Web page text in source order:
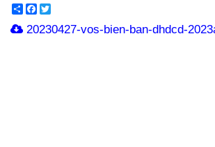
ShareFacebook
20230427-vos-bien-ban-dhdcd-